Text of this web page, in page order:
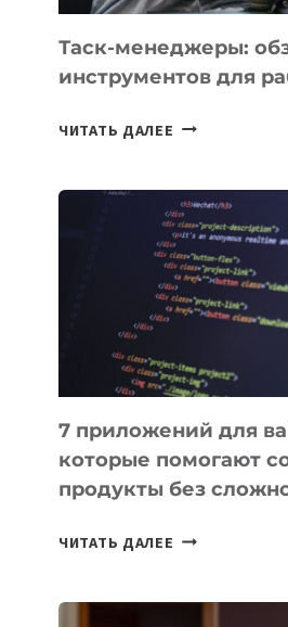
Таск-менеджеры:
инструментов для
ЧИТАТЬ ДАЛЕЕ ТАСК-
ПОЛЕЗНЫХ
ДЛЯ
РАБОТЫ
7 приложений для
которые помогают
продукты без
ЧИТАТЬ ДАЛЕЕ 7